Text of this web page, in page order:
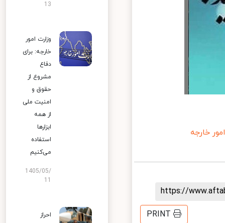
خارجه
https://
PRINT
13
وزارت امور
خارجه: برای
دفاع
مشروع از
حقوق و
امنیت ملی
از همه
ابزارها
استفاده
می‌کنیم
1405/05/
احراز